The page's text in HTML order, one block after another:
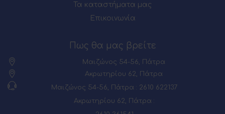
Τα καταστήματα μας
Επικοινωνία
Πως θα μας βρείτε
Μαιζώνος 54-56, Πάτρα
Ακρωτηρίου 62, Πάτρα
Μαιζώνος 54-56, Πάτρα : 2610 622137
Ακρωτηρίου 62, Πάτρα :